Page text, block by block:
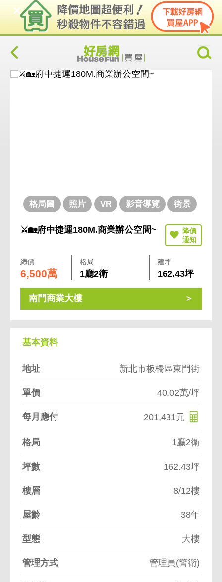
格局圖 照片 VR 影音導覽 街景
⚔🏡府中捷運180M.商業辦公空間~
總價
6,500萬
格局
1廳2衛
建坪
162.43坪
南門商業大樓
基本資料
地址 新北市板橋區東門街
單價 40.02萬/坪
每月應付 201,431元
格局 1廳2衛
坪數 162.43坪
樓層 8/12樓
屋齡 38年
型態 大樓
管理方式 管理員(警衛)